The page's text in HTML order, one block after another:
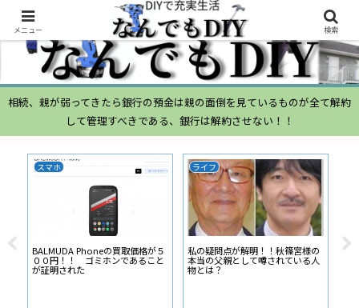
相続、親が弱ってきたら銀行の預金は親の面倒を見ているものが全て解約
して管理すべきである、銀行は解約させない！！
スマホ
BALMUDA Phoneの買取価格が５
００円！！ ゴミホンであること
が証明された
ライフ
私の疑問点が解明！！秋篠宮様の
本当の父親として噂されている人
物とは？
メニュー 検索